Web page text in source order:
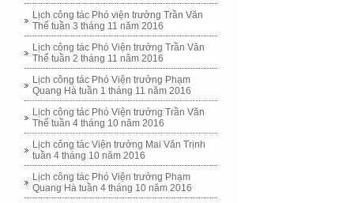
Lịch công tác Phó viện trưởng Trần Văn
Thể tuần 3 tháng 11 năm 2016
Lịch công tác Phó Viện trưởng Trần Văn
Thể tuần 2 tháng 11 năm 2016
Lịch công tác Phó Viện trưởng Phạm
Quang Hà tuần 1 tháng 11 năm 2016
Lịch công tác Phó Viện trưởng Trần Văn
Thể tuần 4 tháng 10 năm 2016
Lịch công tác Viện trưởng Mai Văn Trịnh
tuần 4 tháng 10 năm 2016
Lịch công tác Phó Viện trưởng Phạm
Quang Hà tuần 4 tháng 10 năm 2016